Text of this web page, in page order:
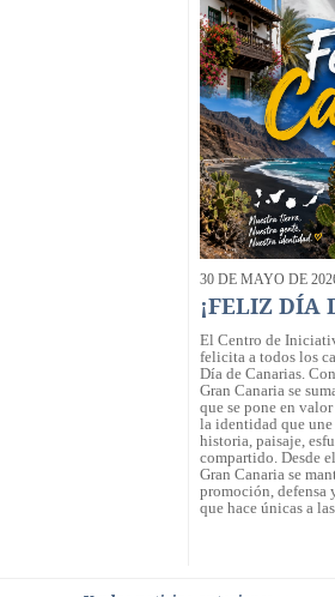
30 DE MAYO DE
¡FELIZ DÍA
El Centro de
felicita a todos los
Día de Canarias.
Gran Canaria se
que se pone en
la identidad que
historia, paisaje,
compartido. Desde
Gran Canaria se
promoción, defensa
que hace únicas a